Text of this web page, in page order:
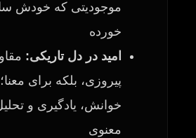
موجودیتی که خودش
خورده
امید در دل تاریکی:
پیروزی، بلکه برای معنا؛
خوانش، یادگیری و
معنوی